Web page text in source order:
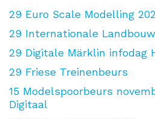
29 Euro Scale Modelling
29 Internationale
29 Digitale Märklin infodag
29 Friese Treinenbeurs
15 Modelspoorbeurs
Digitaal